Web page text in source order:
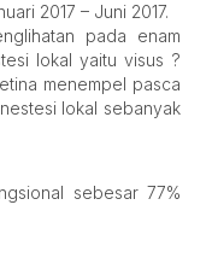
2017 – Juni 2017.
pada enam
lokal yaitu visus ?
menempel pasca
lokal sebanyak
sebesar 77%